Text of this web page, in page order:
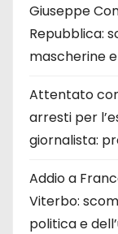
Giuseppe
Repubblica:
mascherine
Attentato
arresti per
giornalista:
Addio a
Viterbo:
politica e